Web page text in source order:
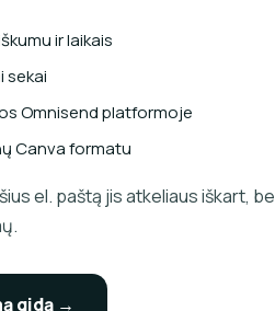
ir laikais
sekai
Omnisend platformoje
Canva formatu
el. paštą jis atkeliaus iškart, be
gidą →